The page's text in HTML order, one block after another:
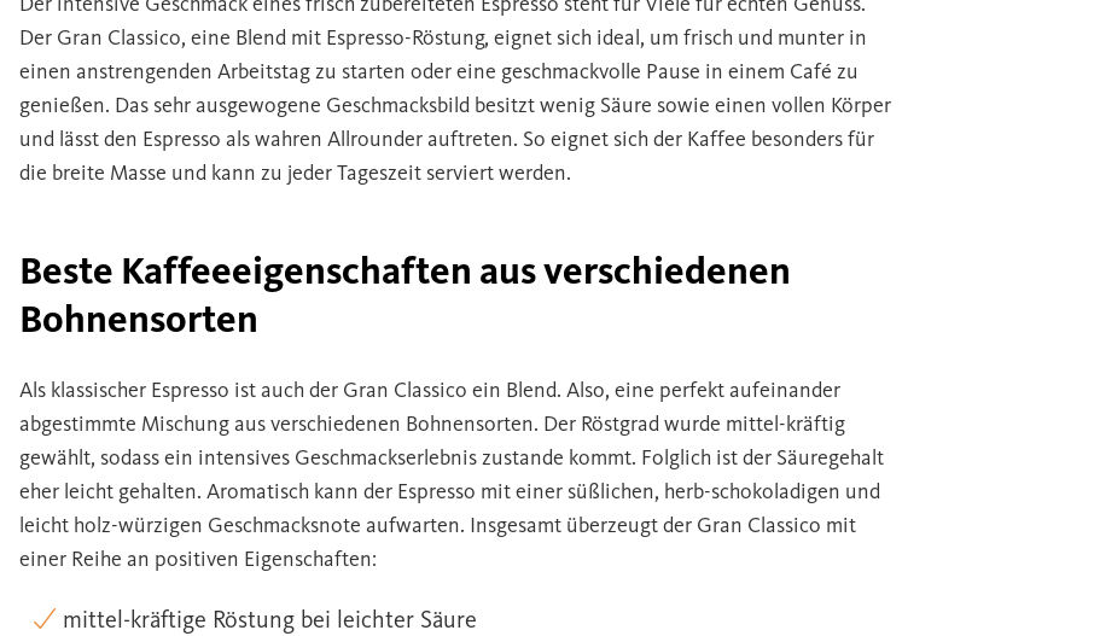
Der Gran Classico, eine Blend mit Espresso-Röstung, eignet sich ideal, um frisch und munter in
einen anstrengenden Arbeitstag zu starten oder eine geschmackvolle Pause in einem Café zu
genießen. Das sehr ausgewogene Geschmacksbild besitzt wenig Säure sowie einen vollen Körper
und lässt den Espresso als wahren Allrounder auftreten. So eignet sich der Kaffee besonders für
die breite Masse und kann zu jeder Tageszeit serviert werden.
Beste Kaffeeeigenschaften aus verschiedenen
Bohnensorten
Als klassischer Espresso ist auch der Gran Classico ein Blend. Also, eine perfekt aufeinander
abgestimmte Mischung aus verschiedenen Bohnensorten. Der Röstgrad wurde mittel-kräftig
gewählt, sodass ein intensives Geschmackserlebnis zustande kommt. Folglich ist der Säuregehalt
eher leicht gehalten. Aromatisch kann der Espresso mit einer süßlichen, herb-schokoladigen und
leicht holz-würzigen Geschmacksnote aufwarten. Insgesamt überzeugt der Gran Classico mit
einer Reihe an positiven Eigenschaften:
mittel-kräftige Röstung bei leichter Säure